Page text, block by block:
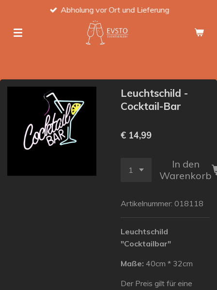
springen
Abholung vor Ort und Lieferung
Leuchtschild -
Cocktail-Bar
€ 14,99
In den
Warenkorb
Artikelnummer: 018118
Leuchtschild
"Cocktailbar"
Maße: 40cm * 32cm
Der Preis gilt für eine